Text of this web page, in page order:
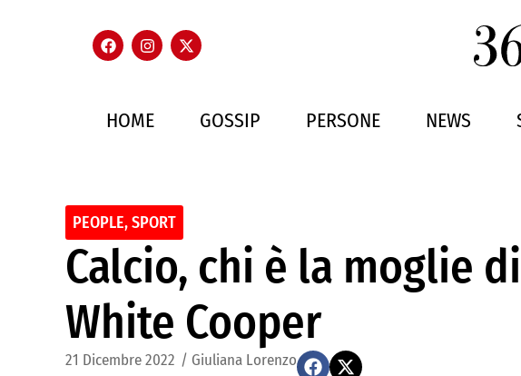
HOME GOSSIP PERSONE NEWS
PEOPLE,SPORT
Calcio, chi è la moglie
White Cooper
21 Dicembre 2022 / Giuliana Lorenzo